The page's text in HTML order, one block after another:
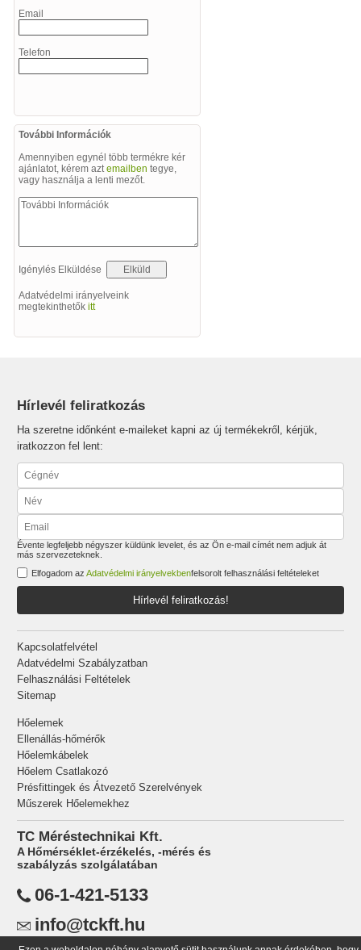
Email
Telefon
További Információk
Amennyiben egynél több termékre kér
ajánlatot, kérem aztemailben tegye,
vagy használja a lenti mezőt.
Igénylés Elküldése
Adatvédelmi irányelveink
megtekinthetőkitt
Hírlevél feliratkozás
Ha szeretne időnként e-maileket kapni az új termékekről, kérjük,
iratkozzon fel lent:
Évente legfeljebb négyszer küldünk levelet, és az Ön e-mail címét nem adjuk át
más szervezeteknek.
Elfogadom azAdatvédelmi irányelvekbenfelsorolt felhasználási feltételeket
Hírlevél feliratkozás!
Kapcsolatfelvétel
Adatvédelmi Szabályzatban
Felhasználási Feltételek
Sitemap
Hőelemek
Ellenállás-hőmérők
Hőelemkábelek
Hőelem Csatlakozó
Présfittingek és Átvezető Szerelvények
Műszerek Hőelemekhez
TC Méréstechnikai Kft.
A Hőmérséklet-érzékelés, -mérés és
szabályzás szolgálatában
06-1-421-5133
info@tckft.hu